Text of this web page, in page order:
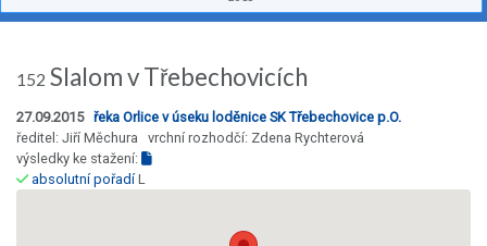
152 Slalom v Třebechovicích
27.09.2015 řeka Orlice v úseku loděnice SK Třebechovice p.O.
ředitel: Jiří Měchura vrchní rozhodčí: Zdena Rychterová
výsledky ke stažení:
absolutní pořadíL